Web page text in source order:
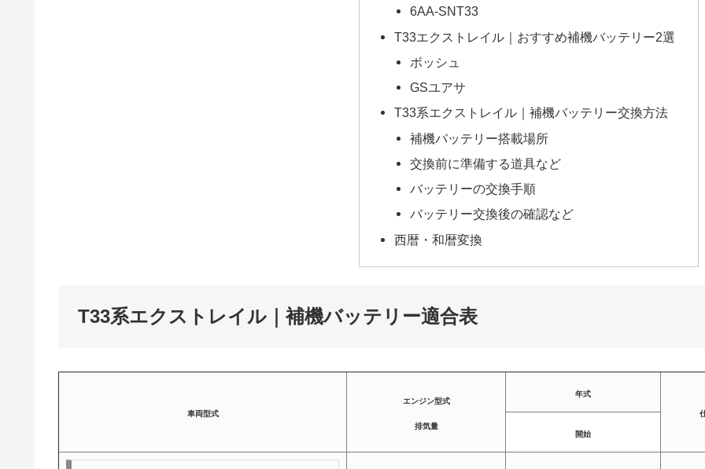
6AA-SNT33
T33エクストレイル｜おすすめ補機バッテリー2選
ボッシュ
GSユアサ
T33系エクストレイル｜補機バッテリー交換方法
補機バッテリー搭載場所
交換前に準備する道具など
バッテリーの交換手順
バッテリー交換後の確認など
西暦・和暦変換
T33系エクストレイル｜補機バッテリー適合表
車両型式
エンジン型式
排気量
年式
開始